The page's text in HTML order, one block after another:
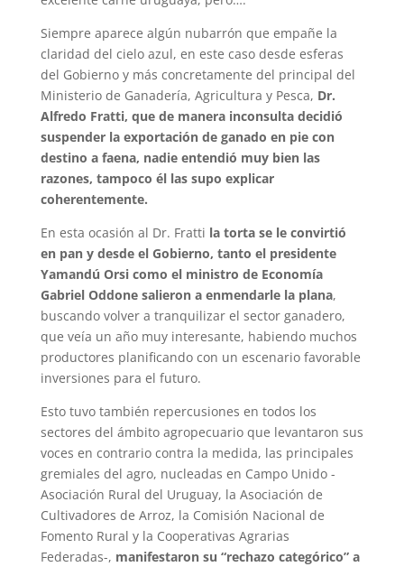
Siempre aparece algún nubarrón que empañe la
claridad del cielo azul, en este caso desde esferas
del Gobierno y más concretamente del principal del
Ministerio de Ganadería, Agricultura y Pesca, Dr.
Alfredo Fratti, que de manera inconsulta decidió
suspender la exportación de ganado en pie con
destino a faena, nadie entendió muy bien las
razones, tampoco él las supo explicar
coherentemente.
En esta ocasión al Dr. Fratti la torta se le convirtió
en pan y desde el Gobierno, tanto el presidente
Yamandú Orsi como el ministro de Economía
Gabriel Oddone salieron a enmendarle la plana,
buscando volver a tranquilizar el sector ganadero,
que veía un año muy interesante, habiendo muchos
productores planificando con un escenario favorable
inversiones para el futuro.
Esto tuvo también repercusiones en todos los
sectores del ámbito agropecuario que levantaron sus
voces en contrario contra la medida, las principales
gremiales del agro, nucleadas en Campo Unido -
Asociación Rural del Uruguay, la Asociación de
Cultivadores de Arroz, la Comisión Nacional de
Fomento Rural y la Cooperativas Agrarias
Federadas-, manifestaron su “rechazo categórico” a